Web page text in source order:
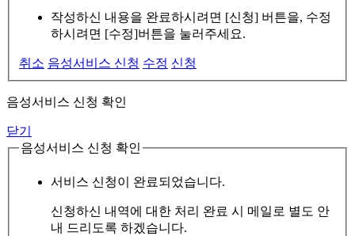
작성하신 내용을 완료하시려면 [신청] 버튼을, 수정
하시려면 [수정]버튼을 눌러주세요.
취소 음성서비스 신청 수정 신청
음성서비스 신청 확인
닫기
음성서비스 신청 확인
서비스 신청이 완료되었습니다.
신청하신 내역에 대한 처리 완료 시 메일로 별도 안
내 드리도록 하겠습니다.